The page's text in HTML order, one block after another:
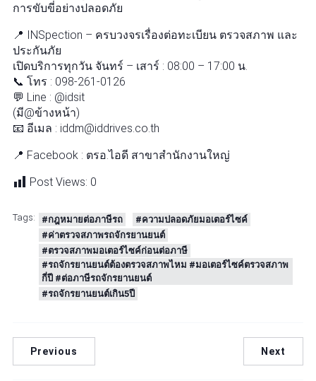
การขับขี่อย่างปลอดภัย
📍 INSpection – ครบวงจรเรื่องต่อทะเบียน ตรวจสภาพ และ
ประกันภัย
เปิดบริการทุกวัน จันทร์ – เสาร์ : 08:00 – 17:00 น.
📞 โทร : 098-261-0126
💬 Line : @idsit
(มี@ข้างหน้า)
📧 อีเมล : iddm@iddrives.co.th
📍 Facebook : ตรอ.ไอดี สาขาสำนักงานใหญ่
Post Views: 0
Tags: #กฎหมายต่อภาษีรถ
#ความปลอดภัยมอเตอร์ไซค์
#ค่าตรวจสภาพรถจักรยานยนต์
#ตรวจสภาพมอเตอร์ไซค์ก่อนต่อภาษี
#รถจักรยานยนต์ต้องตรวจสภาพไหม #มอเตอร์ไซค์ตรวจสภาพ
กี่ปี #ต่อภาษีรถจักรยานยนต์
#รถจักรยานยนต์เกิน5ปี
Previous Next